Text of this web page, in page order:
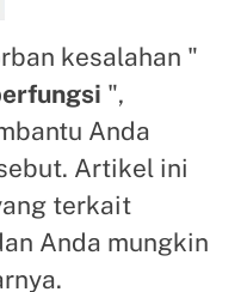
kesalahan "
",
Anda
Artikel ini
terkait
Anda mungkin